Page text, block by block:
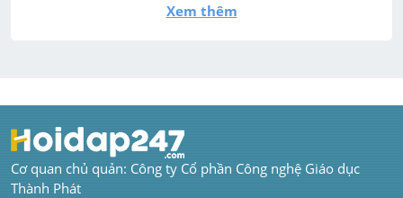
Xem thêm
Cơ quan chủ quản: Công ty Cổ phần Công nghệ Giáo dục
Thành Phát